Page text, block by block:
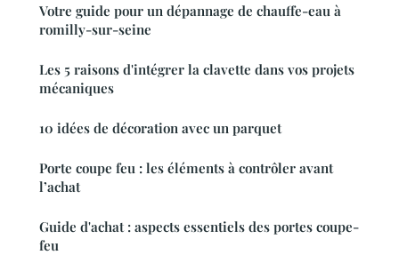
Votre guide pour un dépannage de chauffe-eau à
romilly-sur-seine
Les 5 raisons d'intégrer la clavette dans vos projets
mécaniques
10 idées de décoration avec un parquet
Porte coupe feu : les éléments à contrôler avant
l’achat
Guide d'achat : aspects essentiels des portes coupe-
feu